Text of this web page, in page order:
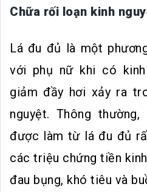
Chữa rối loạn kinh
Lá đu đủ là một
với phụ nữ khi có kinh
giảm đầy hơi xảy ra
nguyệt. Thông
được làm từ lá đu đủ
các triệu chứng tiền
đau bụng, khó tiêu và